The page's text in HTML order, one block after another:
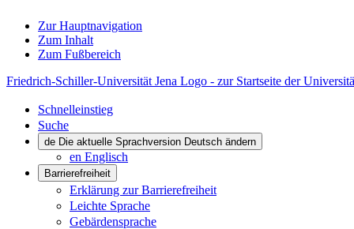
Zur Hauptnavigation
Zum Inhalt
Zum Fußbereich
Friedrich-Schiller-Universität Jena Logo - zur Startseite der
Schnelleinstieg
Suche
de Die aktuelle Sprachversion Deutsch ändern
en Englisch
Barrierefreiheit
Erklärung zur Barrierefreiheit
Leichte Sprache
Gebärdensprache